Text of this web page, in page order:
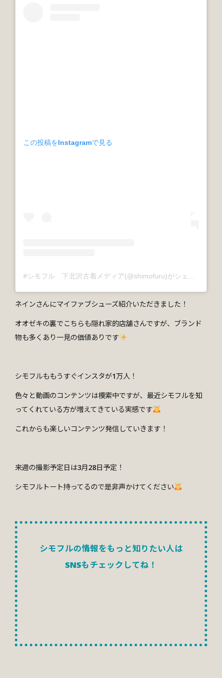
この投稿をInstagramで見る
ネインさんにマイファブシューズ紹介いただきました！
オオゼキの裏でこちらも隠れ家的店舗さんですが、ブランド
物も多くあり一見の価値ありです
シモフルももうすぐインスタが1万人！
色々と動画のコンテンツは模索中ですが、最近シモフルを知
ってくれている方が増えてきている実感です
これからも楽しいコンテンツ発信していきます！
来週の撮影予定日は3月28日予定！
シモフルトート持ってるので是非声かけてください
シモフルの情報をもっと知りたい人は
SNSもチェックしてね！